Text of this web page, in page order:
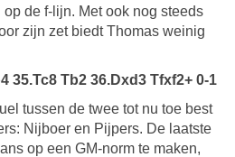
de f-lijn. Met ook nog steeds
zijn zet biedt Thomas weinig
35.Tc8 Tb2 36.Dxd3 Tfxf2+ 0-1
tussen de twee tot nu toe best
Nijboer en Pijpers. De laatste
op een GM-norm te maken,